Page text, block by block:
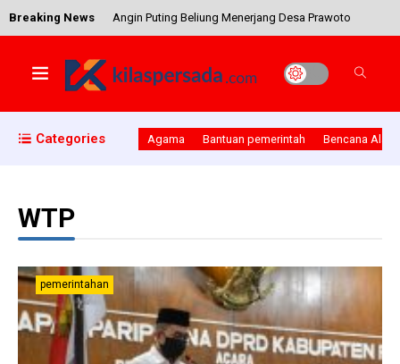
Breaking News Angin Puting Beliung Menerjang Desa Prawoto
Bhabinkamtibmas Desa Ngablak Dampingi
Sosialisasi Tentang Perwakafan
Bupati Sampaikan Amanat Presiden Untuk Polri Di
Categories Agama Bantuan pemerintah Bencana Alam
WTP
pemerintahan